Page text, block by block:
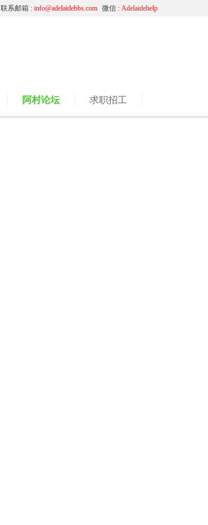
微信 : Adelaidehelp
联系邮箱 : info@adelaidebbs.com
阿村论坛 求职招工